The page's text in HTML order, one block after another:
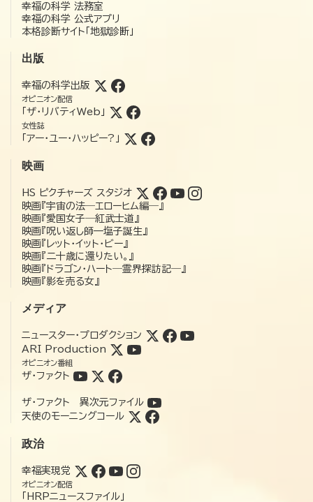
幸福の科学 法務室
幸福の科学 公式アプリ
本格診断サイト「地獄診断」
出版
幸福の科学出版
オピニオン配信
「ザ・リバティWeb」
女性誌
「アー・ユー・ハッピー?」
映画
HS ピクチャーズ スタジオ
映画『宇宙の法―エローヒム編―』
映画『愛国女子―紅武士道』
映画『呪い返し師—塩子誕生』
映画『レット・イット・ビー』
映画『二十歳に還りたい。』
映画『ドラゴン・ハート―霊界探訪記―』
映画『影を売る女』
メディア
ニュースター・プロダクション
ARI Production
オピニオン番組
ザ・ファクト
ザ・ファクト 異次元ファイル
天使のモーニングコール
政治
幸福実現党
オピニオン配信
「HRPニュースファイル」